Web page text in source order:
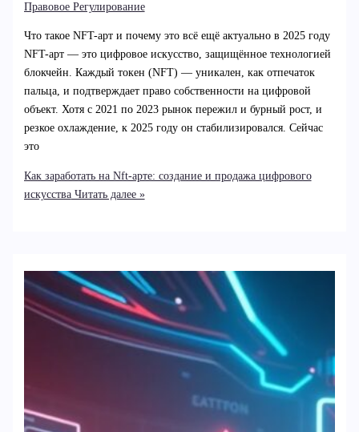
Правовое Регулирование
Что такое NFT-арт и почему это всё ещё актуально в 2025 году
NFT-арт — это цифровое искусство, защищённое технологией
блокчейн. Каждый токен (NFT) — уникален, как отпечаток
пальца, и подтверждает право собственности на цифровой
объект. Хотя с 2021 по 2023 рынок пережил и бурный рост, и
резкое охлаждение, к 2025 году он стабилизировался. Сейчас
это
Как заработать на Nft-арте: создание и продажа цифрового
искусстваЧитать далее »